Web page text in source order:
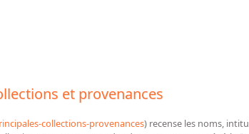
et provenances
collections-provenances) recense les noms,